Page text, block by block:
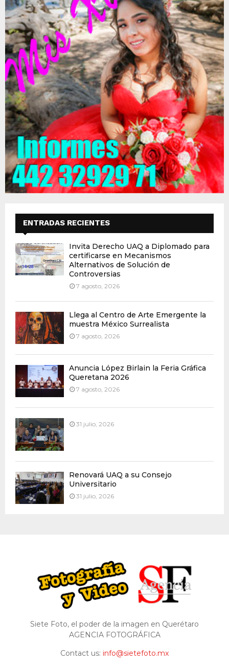
ENTRADAS RECIENTES
Invita Derecho UAQ a Diplomado para
certificarse en Mecanismos
Alternativos de Solución de
Controversias
7 agosto, 2026
Llega al Centro de Arte Emergente la
muestra México Surrealista
7 agosto, 2026
Anuncia López Birlain la Feria Gráfica
Queretana 2026
7 agosto, 2026
31 julio, 2026
Renovará UAQ a su Consejo
Universitario
31 julio, 2026
Siete Foto, el poder de la imagen en Querétaro
AGENCIA FOTOGRÁFICA
Contact us: info@sietefoto.mx